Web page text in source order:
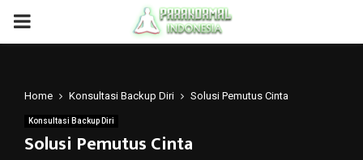
PRIMARY
Home Konsultasi Backup Diri Solusi Pemutus Cinta
Konsultasi Backup Diri
Solusi Pemutus Cinta